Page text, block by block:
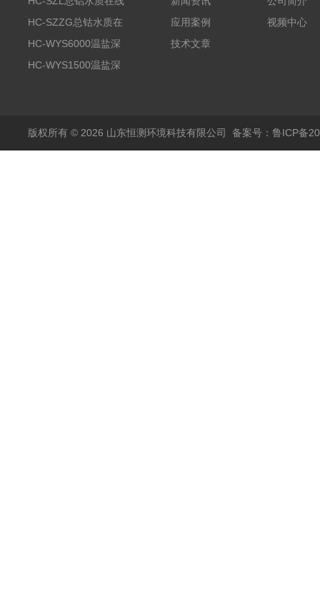
分析仪
HC-SZZG总钴水质在
线分析仪
HC-WYS6000温盐深
分析仪
HC-WYS1500温盐深
应用案例
技术文章
视频中心
版权所有 © 2026 山东恒测环境科技有限公司 备案号：鲁ICP备